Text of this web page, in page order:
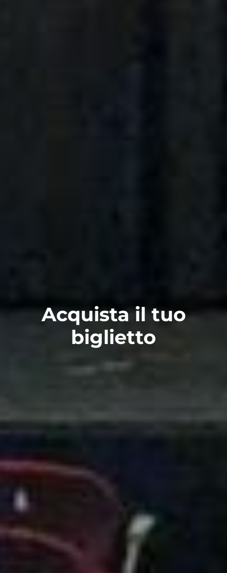
Acquista il tuo
biglietto